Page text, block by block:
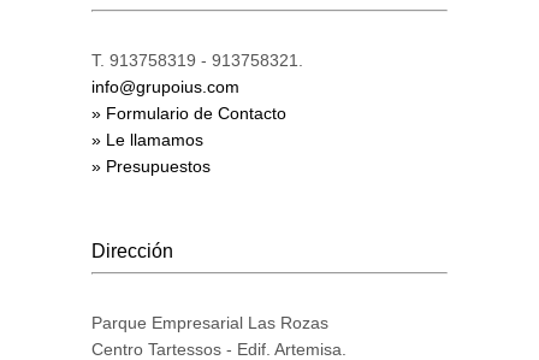
T. 913758319 - 913758321.
info@grupoius.com
» Formulario de Contacto
» Le llamamos
» Presupuestos
Dirección
Parque Empresarial Las Rozas
Centro Tartessos - Edif. Artemisa.